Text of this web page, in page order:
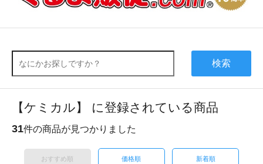
検索
【ケミカル】 に登録されている商品
31件の商品が見つかりました
おすすめ順 価格順 新着順